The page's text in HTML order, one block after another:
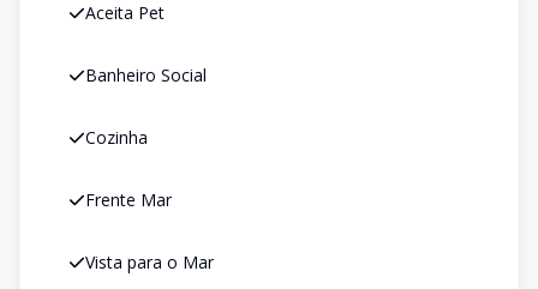
Aceita Pet
Banheiro Social
Cozinha
Frente Mar
Vista para o Mar